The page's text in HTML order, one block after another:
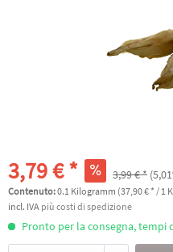
3,79 € * 3,99 € *
Contenuto:0.1 Kilogramm (37,90 € * / 1
incl. IVA più costi di spedizione
Pronto per la consegna, tempi